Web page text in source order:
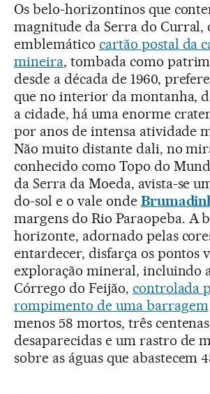
Os belo-horizontinos que
magnitude da Serra do Curral,
emblemático cartão postal da
mineira, tombada como
desde a década de 1960,
que no interior da montanha,
a cidade, há uma enorme
por anos de intensa atividade
Não muito distante dali, no
conhecido como Topo do
da Serra da Moeda, avista-se
do-sol e o vale onde
margens do Rio Paraopeba. A
horizonte, adornado pelas
entardecer, disfarça os pontos
exploração mineral, incluindo
Córrego do Feijão, controlada
rompimento de uma barragem
menos 58 mortos, três
desaparecidas e um rastro de
sobre as águas que abastecem